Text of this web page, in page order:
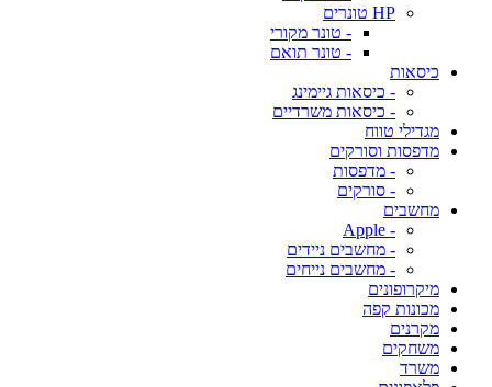
HP טונרים
- טונר מקורי
- טונר תואם
כיסאות
- כיסאות גיימינג
- כיסאות משרדיים
מגדילי טווח
מדפסות וסורקים
- מדפסות
- סורקים
מחשבים
- Apple
- מחשבים ניידים
- מחשבים נייחים
מיקרופונים
מכונות קפה
מקרנים
משחקים
משרד